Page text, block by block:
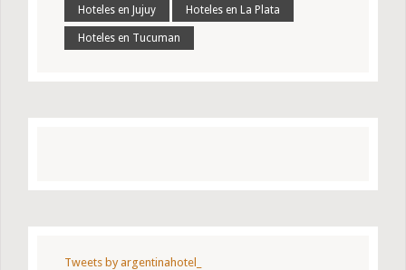
Hoteles en Jujuy Hoteles en La Plata
Hoteles en Tucuman
Tweets by argentinahotel_